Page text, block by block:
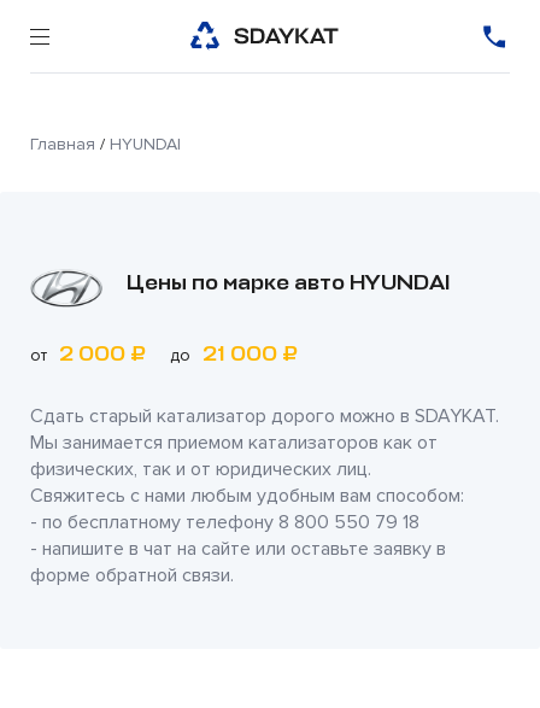
Главная / HYUNDAI
Цены по марке авто HYUNDAI
от 2 000 ₽ до 21 000 ₽
Сдать старый катализатор дорого можно в SDAYKAT.
Мы занимается приемом катализаторов как от
физических, так и от юридических лиц.
Свяжитесь с нами любым удобным вам способом:
- по бесплатному телефону 8 800 550 79 18
- напишите в чат на сайте или оставьте заявку в
форме обратной связи.